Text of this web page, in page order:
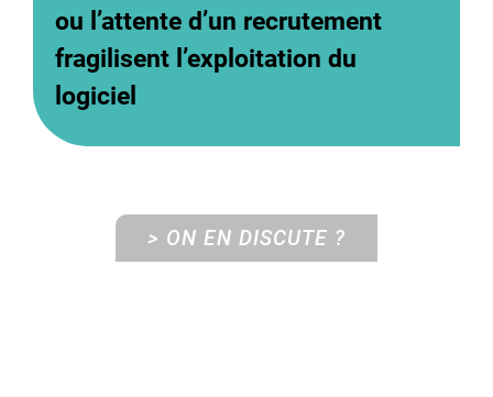
ou l’attente d’un recrutement
fragilisent l’exploitation du
logiciel
> ON EN DISCUTE ?